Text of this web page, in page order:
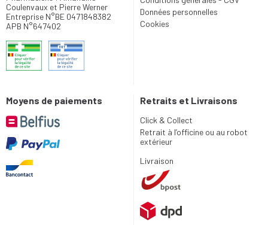
Coulenvaux et Pierre Werner
Entreprise N°BE 0471848382
APB N°647402
Données personnelles
Cookies
Moyens de paiements Retraits et Livraisons
Click & Collect
Retrait à l’officine ou au robot
extérieur
Livraison